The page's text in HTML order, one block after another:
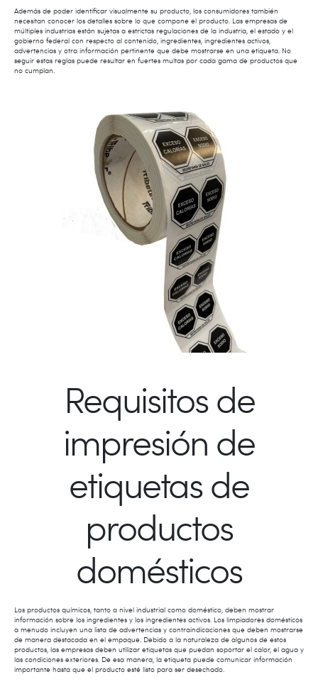
Además de poder identificar visualmente su producto, los consumidores también
necesitan conocer los detalles sobre lo que compone el producto. Las empresas de
múltiples industrias están sujetas a estrictas regulaciones de la industria, el estado y el
gobierno federal con respecto al contenido, ingredientes, ingredientes activos,
advertencias y otra información pertinente que debe mostrarse en una etiqueta. No
seguir estas reglas puede resultar en fuertes multas por cada gama de productos que
no cumplan.
Requisitos de
impresión de
etiquetas de
productos
domésticos
Los productos químicos, tanto a nivel industrial como doméstico, deben mostrar
información sobre los ingredientes y los ingredientes activos. Los limpiadores domésticos
a menudo incluyen una lista de advertencias y contraindicaciones que deben mostrarse
de manera destacada en el empaque. Debido a la naturaleza de algunos de estos
productos, las empresas deben utilizar etiquetas que puedan soportar el calor, el agua y
las condiciones exteriores. De esa manera, la etiqueta puede comunicar información
importante hasta que el producto esté listo para ser desechado.